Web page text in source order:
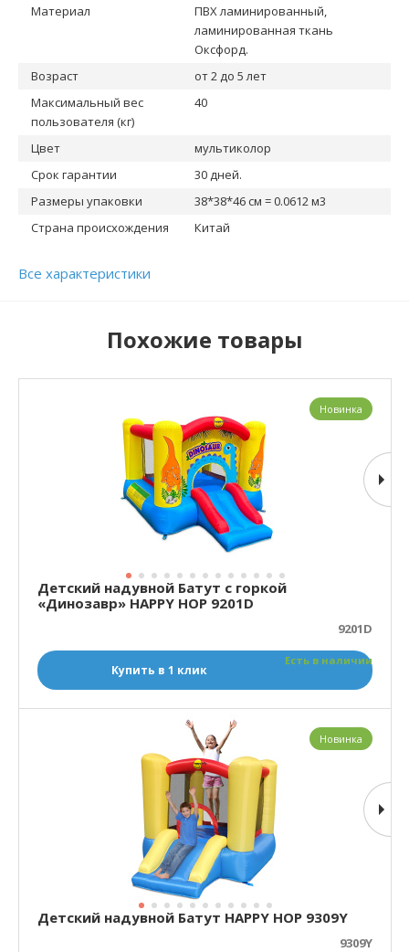
Материал
ПВХ ламинированный,
ламинированная ткань
Оксфорд.
Возраст
от 2 до 5 лет
Максимальный вес
пользователя (кг)
40
Цвет
мультиколор
Срок гарантии
30 дней.
Размеры упаковки
38*38*46 см = 0.0612 м3
Страна происхождения
Китай
Все характеристики
Похожие товары
Детский надувной Батут с горкой
«Динозавр» HAPPY HOP 9201D
9201D
Есть в наличии
Купить в 1 клик
Новинка
Детский надувной Батут HAPPY HOP 9309Y
9309Y
Новинка